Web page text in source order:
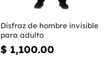
Disfraz de hombre invisible
para adulto
$ 1,100.00